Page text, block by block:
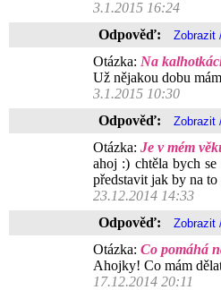
3.1.2015 16:24
Odpověď:
Otázka: Na
Už nějakou dobu
3.1.2015 10:30
Odpověď:
Otázka: Je v mém
ahoj :) chtěla bych
představit jak by na
23.12.2014 14:33
Odpověď:
Otázka: Co pomáhá
Ahojky! Co mám
17.12.2014 20:11